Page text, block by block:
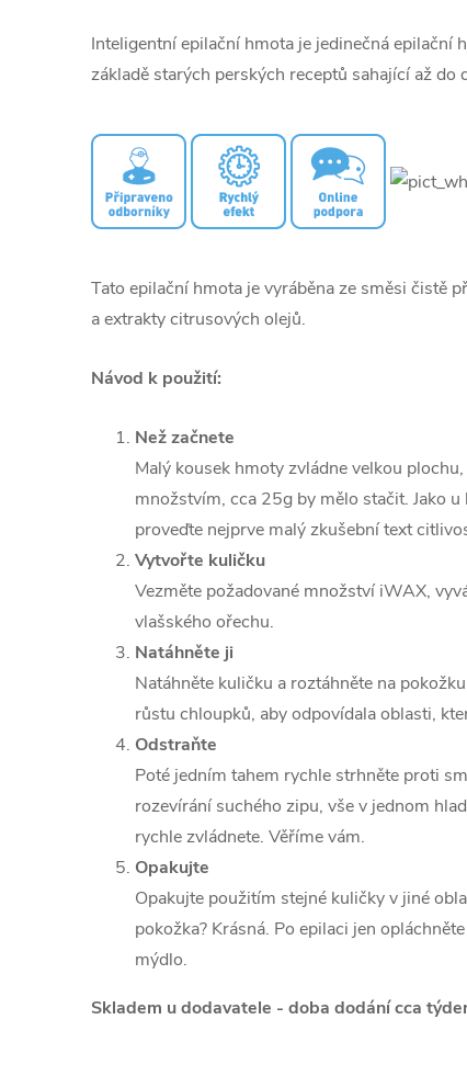
Inteligentní epilační hmota je jedinečná epilační
základě starých perských receptů sahající až do
Tato epilační hmota je vyráběna ze směsi čistě
a extrakty citrusových olejů.
Návod k použití:
Než začnete
Malý kousek hmoty zvládne velkou
množstvím, cca 25g by mělo stačit. Jako
proveďte nejprve malý zkušební text
Vytvořte kuličku
Vezměte požadované množství iWAX,
vlašského ořechu.
Natáhněte ji
Natáhněte kuličku a roztáhněte na
růstu chloupků, aby odpovídala oblasti,
Odstraňte
Poté jedním tahem rychle strhněte proti
rozevírání suchého zipu, vše v jednom
rychle zvládnete. Věříme vám.
Opakujte
Opakujte použitím stejné kuličky v jiné
pokožka? Krásná. Po epilaci jen
mýdlo.
Skladem u dodavatele - doba dodání cca